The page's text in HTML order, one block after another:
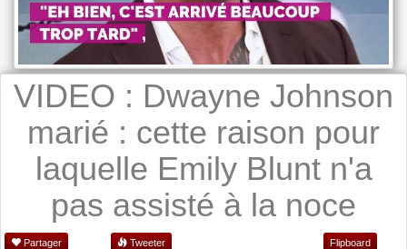
VIDEO : Dwayne Johnson
marié : cette raison pour
laquelle Emily Blunt n'a
pas assisté à la noce
Partager Tweeter Flipboard